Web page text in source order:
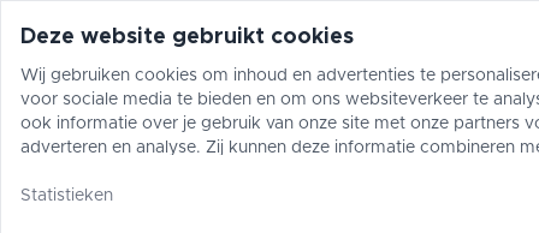
Pokémon One Piece Magic The
Accessoires
Deze website gebruikt cookies
Wij gebruiken cookies om inhoud en advertenties te
voor sociale media te bieden en om ons websiteverkeer te
ook informatie over je gebruik van onze site met onze partners
adverteren en analyse. Zij kunnen deze informatie combineren
gebruik van hun diensten.
Statistieken